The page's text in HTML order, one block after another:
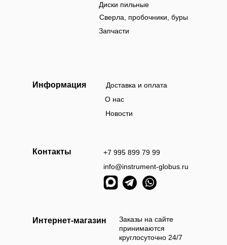
Заказы на сайте
принимаются
круглосуточно 24/7
Информация
Контакты
+7 995 899 79 99
info@instrument-globus.ru
Интернет-магазин
Диски пильные
Сверла, пробочники, буры
Запчасти
Доставка и оплата
О нас
Новости